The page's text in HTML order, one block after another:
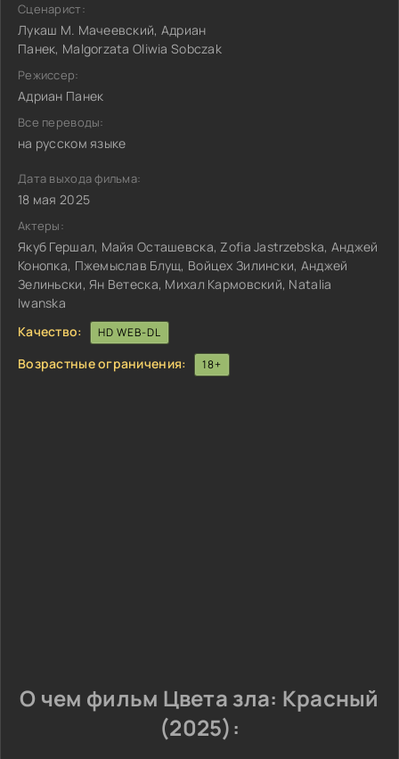
Сценарист:
Лукаш М. Мачеевский, Адриан
Панек, Malgorzata Oliwia Sobczak
Режиссер:
Адриан Панек
Все переводы:
на русском языке
Дата выхода фильма:
18 мая 2025
Актеры:
Якуб Гершал, Майя Осташевска, Zofia Jastrzebska, Анджей
Конопка, Пжемыслав Блущ, Войцех Зилински, Анджей
Зелиньски, Ян Ветеска, Михал Кармовский, Natalia
Iwanska
Качество:
HD WEB-DL
Возрастные ограничения: 18+
О чем фильм Цвета зла: Красный
(2025):